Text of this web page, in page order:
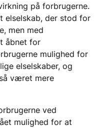
på forbrugerne.
elselskab, der stod for
men med
åbnet for
mulighed for
elselskaber, og
været mere
ved
mulighed for at